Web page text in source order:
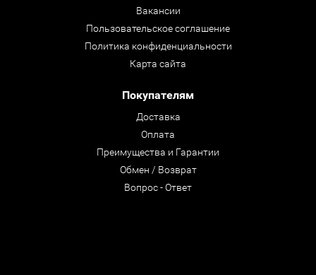
Вакансии
Пользовательское соглашение
Политика конфиденциальности
Карта сайта
Покупателям
Доставка
Оплата
Преимущества и Гарантии
Обмен / Возврат
Вопрос - Ответ